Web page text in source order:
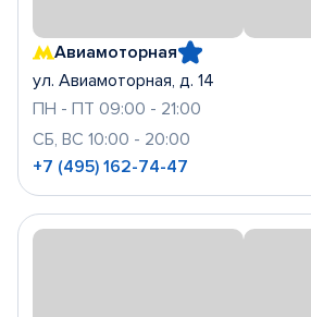
Авиамоторная
ул. Авиамоторная, д. 14
ПН - ПТ 09:00 - 21:00
СБ, ВС 10:00 - 20:00
+7 (495) 162-74-47